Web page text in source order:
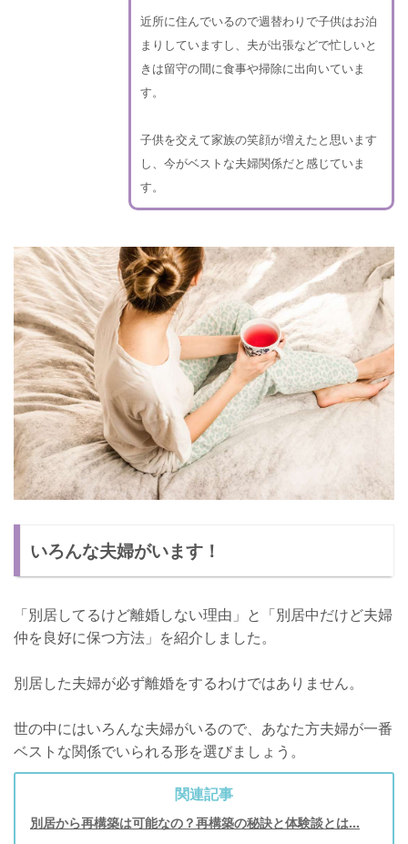
近所に住んでいるので週替わりで子供はお泊
まりしていますし、夫が出張などで忙しいと
きは留守の間に食事や掃除に出向いていま
す。
子供を交えて家族の笑顔が増えたと思います
し、今がベストな夫婦関係だと感じていま
す。
いろんな夫婦がいます！
「別居してるけど離婚しない理由」と「別居中だけど夫婦
仲を良好に保つ方法」を紹介しました。
別居した夫婦が必ず離婚をするわけではありません。
世の中にはいろんな夫婦がいるので、あなた方夫婦が一番
ベストな関係でいられる形を選びましょう。
関連記事
別居から再構築は可能なの？再構築の秘訣と体験談とは…